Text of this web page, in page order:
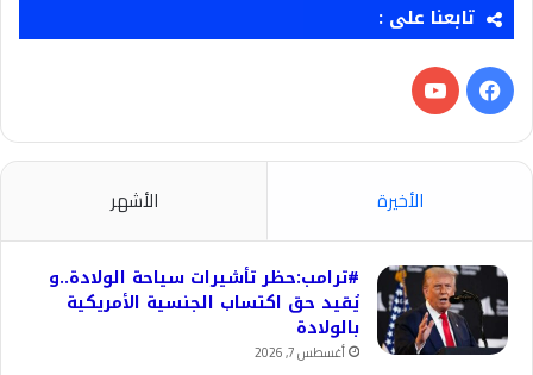
تابعنا على :
فيسبوك‫YouTube
الأخيرة الأشهر
#ترامب:حظر تأشيرات سياحة الولادة..و
يُقيد حق اكتساب الجنسية الأمريكية
بالولادة
أغسطس 7, 2026